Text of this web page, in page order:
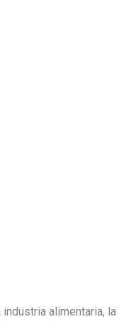
alimentaria,